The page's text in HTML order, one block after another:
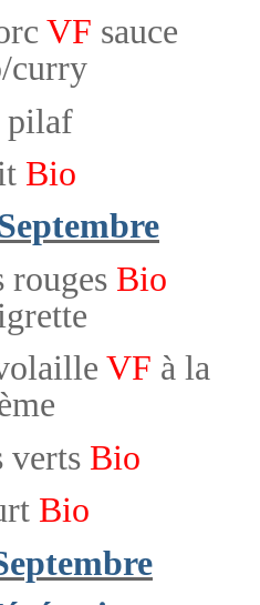
VF sauce
curry
pilaf
Bio
rouges Bio
VF à la
verts Bio
Bio